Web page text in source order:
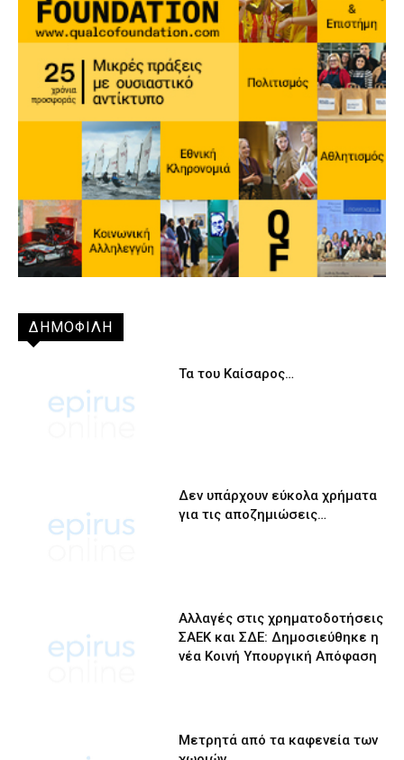
ΔΗΜΟΦΙΛΗ
Τα του Καίσαρος…
Δεν υπάρχουν εύκολα χρήματα
για τις αποζημιώσεις…
Αλλαγές στις χρηματοδοτήσεις
ΣΑΕΚ και ΣΔΕ: Δημοσιεύθηκε η
νέα Κοινή Υπουργική Απόφαση
Μετρητά από τα καφενεία των